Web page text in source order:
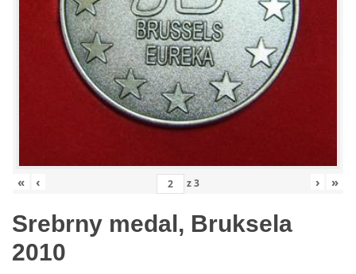
« ‹ z3 › »
Srebrny medal, Bruksela
2010